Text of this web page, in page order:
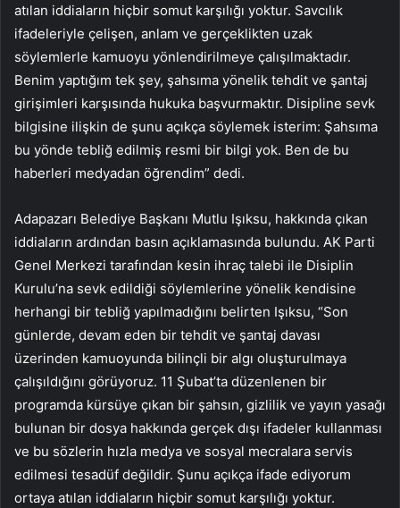
atılan iddiaların hiçbir somut karşılığı yoktur. Savcılık
ifadeleriyle çelişen, anlam ve gerçeklikten uzak
söylemlerle kamuoyu yönlendirilmeye çalışılmaktadır.
Benim yaptığım tek şey, şahsıma yönelik tehdit ve şantaj
girişimleri karşısında hukuka başvurmaktır. Disipline sevk
bilgisine ilişkin de şunu açıkça söylemek isterim: Şahsıma
bu yönde tebliğ edilmiş resmi bir bilgi yok. Ben de bu
haberleri medyadan öğrendim” dedi.
Adapazarı Belediye Başkanı Mutlu Işıksu, hakkında çıkan
iddiaların ardından basın açıklamasında bulundu. AK Parti
Genel Merkezi tarafından kesin ihraç talebi ile Disiplin
Kurulu’na sevk edildiği söylemlerine yönelik kendisine
herhangi bir tebliğ yapılmadığını belirten Işıksu, “Son
günlerde, devam eden bir tehdit ve şantaj davası
üzerinden kamuoyunda bilinçli bir algı oluşturulmaya
çalışıldığını görüyoruz. 11 Şubat’ta düzenlenen bir
programda kürsüye çıkan bir şahsın, gizlilik ve yayın yasağı
bulunan bir dosya hakkında gerçek dışı ifadeler kullanması
ve bu sözlerin hızla medya ve sosyal mecralara servis
edilmesi tesadüf değildir. Şunu açıkça ifade ediyorum
ortaya atılan iddiaların hiçbir somut karşılığı yoktur.